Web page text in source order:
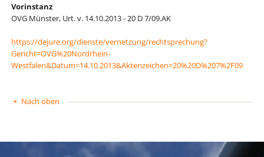
Vorinstanz
OVG Münster, Urt. v. 14.10.2013 - 20 D 7/09.AK
https://dejure.org/dienste/vernetzung/rechtsprechung?
Gericht=OVG%20Nordrhein-
Westfalen&Datum=14.10.2013&Aktenzeichen=20%20D%207%2F09
Nach oben